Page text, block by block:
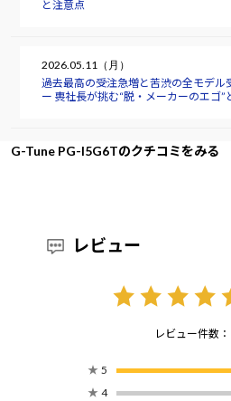
と注意点
2026.05.11（月）
過去最高の受注急増と苦渋の全モデル
ー 軣社長が挑む“脱・メーカーのエゴ
G-Tune PG-I5G6Tのクチコミをみる
レビュー
レビュー件数：
★ 5
★ 4